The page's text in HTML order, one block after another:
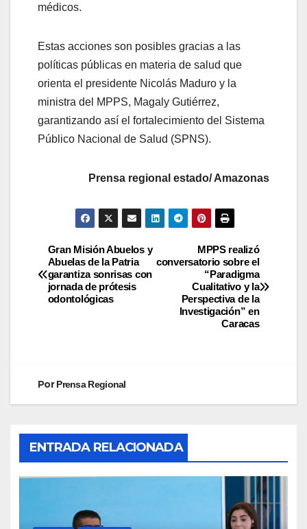
médicos.
Estas acciones son posibles gracias a las
políticas públicas en materia de salud que
orienta el presidente Nicolás Maduro y la
ministra del MPPS, Magaly Gutiérrez,
garantizando así el fortalecimiento del Sistema
Público Nacional de Salud (SPNS).
Prensa regional estado/ Amazonas
MPPS realizó
conversatorio sobre el
“Paradigma
Cualitativo y la
Perspectiva de la
Investigación” en
Caracas
Gran Misión Abuelos y
Abuelas de la Patria
garantiza sonrisas con
jornada de prótesis
odontológicas
PorPrensa Regional
ENTRADA RELACIONADA